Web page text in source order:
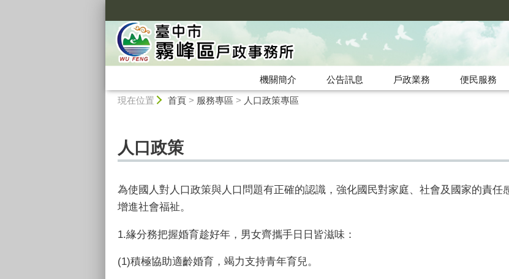
機關簡介 公告訊息 戶政業務 便民服務
現在位置 首頁> 服務專區 > 人口政策專區
人口政策
為使國人對人口政策與人口問題有正確的認識，強化國民對家庭、社會及國家的責任
增進社會福祉。
1.緣分務把握婚育趁好年，男女齊攜手日日皆滋味：
(1)積極協助適齡婚育，竭力支持青年育兒。